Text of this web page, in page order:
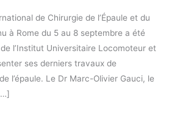
de Chirurgie de l’Épaule et du
à Rome du 5 au 8 septembre a été
de l’Institut Universitaire Locomoteur et
ses derniers travaux de
l’épaule. Le Dr Marc-Olivier Gauci, le